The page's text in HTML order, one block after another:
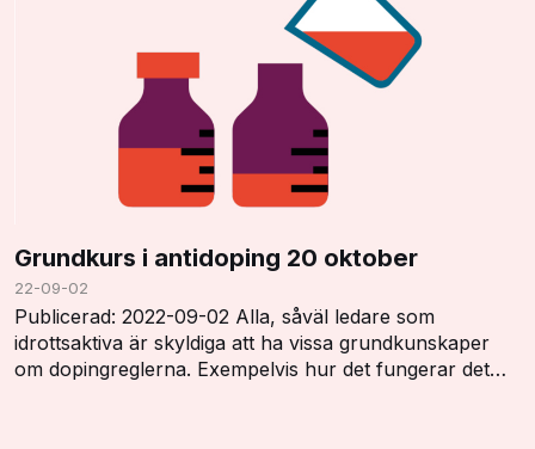
Grundkurs i antidoping 20 oktober
22-09-02
Publicerad: 2022-09-02 Alla, såväl ledare som
idrottsaktiva är skyldiga att ha vissa grundkunskaper
om dopingreglerna. Exempelvis hur det fungerar det